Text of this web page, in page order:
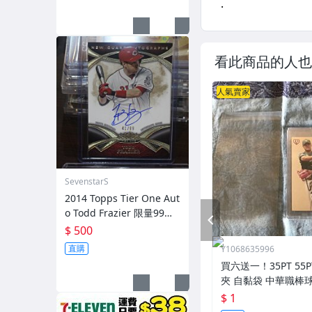
看此商品的人
人氣賣家
Y1068635996
買六送一！35PT
夾 自黏袋 中華職棒
王 寶可夢PTCG 漫
$ 1
PREV
SevenstarS
2014 Topps Tier One Aut
o Todd Frazier 限量99張
簽名卡
$ 500
直購